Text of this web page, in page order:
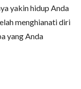
yakin hidup Anda
menghianati diri
yang Anda